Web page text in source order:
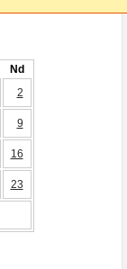
Nd
2
9
16
23